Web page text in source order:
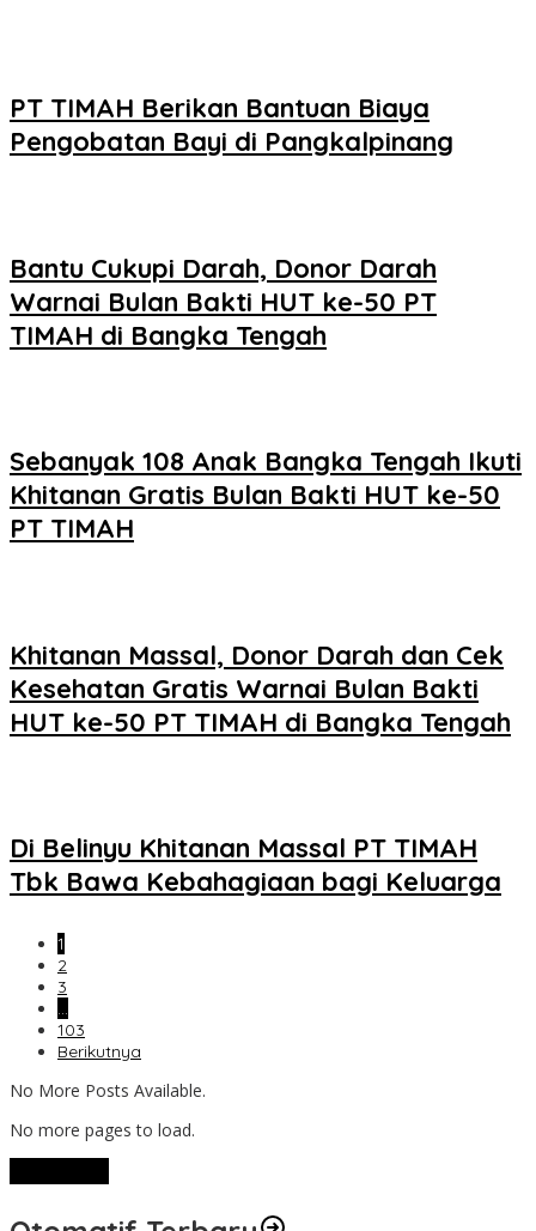
PT TIMAH Berikan Bantuan Biaya
Pengobatan Bayi di Pangkalpinang
Bantu Cukupi Darah, Donor Darah
Warnai Bulan Bakti HUT ke-50 PT
TIMAH di Bangka Tengah
Sebanyak 108 Anak Bangka Tengah Ikuti
Khitanan Gratis Bulan Bakti HUT ke-50
PT TIMAH
Khitanan Massal, Donor Darah dan Cek
Kesehatan Gratis Warnai Bulan Bakti
HUT ke-50 PT TIMAH di Bangka Tengah
Di Belinyu Khitanan Massal PT TIMAH
Tbk Bawa Kebahagiaan bagi Keluarga
1
2
3
…
103
Berikutnya
No More Posts Available.
No more pages to load.